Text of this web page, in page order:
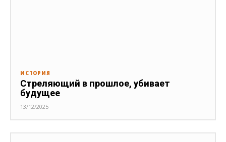
ИСТОРИЯ
Стреляющий в прошлое, убивает
будущее
13/12/2025